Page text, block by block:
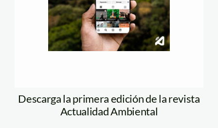
Descarga la primera edición de la revista
Actualidad Ambiental